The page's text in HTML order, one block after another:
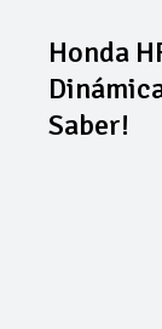
Honda
Saber!